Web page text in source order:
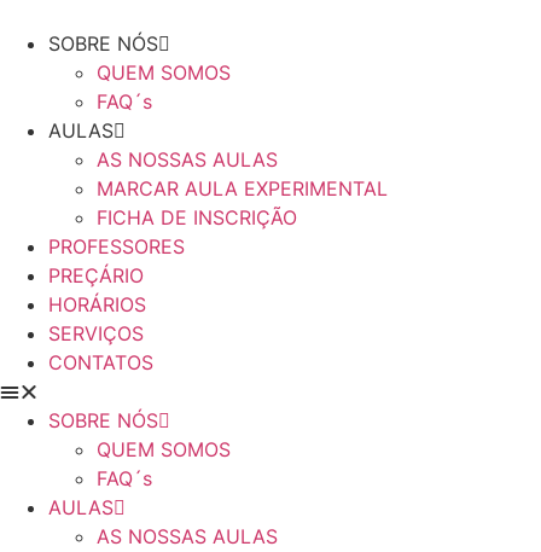
SOBRE NÓS
QUEM SOMOS
FAQ´s
AULAS
AS NOSSAS AULAS
MARCAR AULA EXPERIMENTAL
FICHA DE INSCRIÇÃO
PROFESSORES
PREÇÁRIO
HORÁRIOS
SERVIÇOS
CONTATOS
SOBRE NÓS
QUEM SOMOS
FAQ´s
AULAS
AS NOSSAS AULAS